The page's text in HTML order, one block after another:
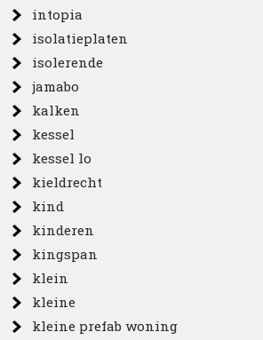
intopia
isolatieplaten
isolerende
jamabo
kalken
kessel
kessel lo
kieldrecht
kind
kinderen
kingspan
klein
kleine
kleine prefab woning